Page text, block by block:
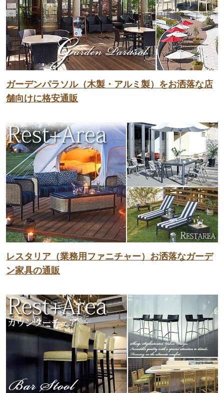
ガーデンパラソル（木製・アルミ製）をお洒落な店
舗向けに格安通販
レスタリア（業務用ファニチャー）お洒落なガーデ
ン家具の通販